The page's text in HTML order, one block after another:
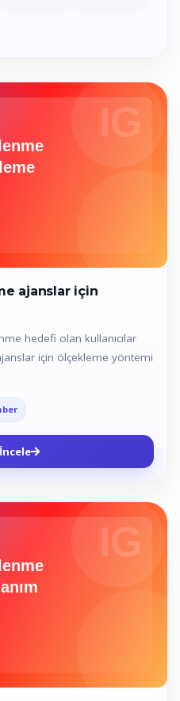
ajanslar için
hedefi olan kullanıcılar
için ölçekleme yöntemi
İncele